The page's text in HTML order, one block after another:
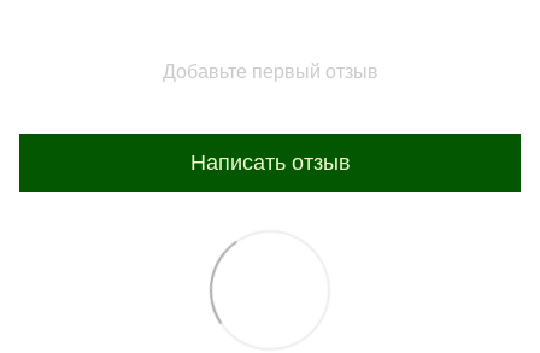
Добавьте первый отзыв
Написать отзыв